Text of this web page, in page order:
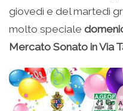
giovedì e del martedì
molto speciale
Mercato Sonato in Via